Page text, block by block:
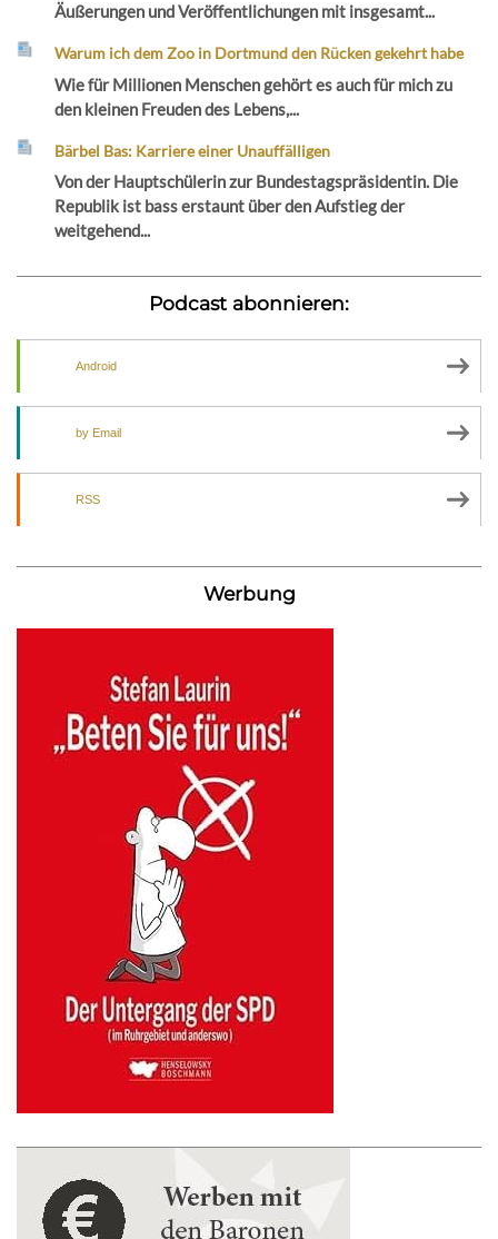
Äußerungen und Veröffentlichungen mit insgesamt...
Warum ich dem Zoo in Dortmund den Rücken gekehrt habe
Wie für Millionen Menschen gehört es auch für mich zu
den kleinen Freuden des Lebens,...
Bärbel Bas: Karriere einer Unauffälligen
Von der Hauptschülerin zur Bundestagspräsidentin. Die
Republik ist bass erstaunt über den Aufstieg der
weitgehend...
Podcast abonnieren:
Android
by Email
RSS
Werbung